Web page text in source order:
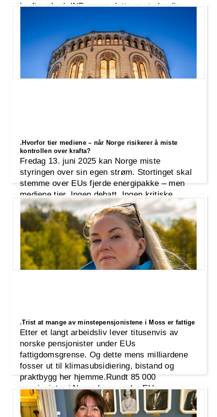
kraftmarked. INP mener dette er et alvorlig
styring og muligheten til å sikre rimelig strøm
til eget folk.
.Hvorfor tier mediene – når Norge risikerer å miste
kontrollen over krafta?
Fredag 13. juni 2025 kan Norge miste
styringen over sin egen strøm. Stortinget skal
stemme over EUs fjerde energipakke – men
mediene tier. Ingen debatt. Ingen kritiske
spørsmål. INP advarer mot stillheten: Dette
handler ikke om teknikaliteter – det handler om
nasjonal kontroll, suverenitet og demokrati.
.Trist at mange av minstepensjonistene i Moss er fattige
Etter et langt arbeidsliv lever titusenvis av
norske pensjonister under EUs
fattigdomsgrense. Og dette mens milliardene
fosser ut til klimasubsidiering, bistand og
praktbygg her hjemme.Rundt 85 000
pensjonister i Norge lever under EUs
fattigdomsgrense, som i 2024 var 297 350
kroner. Snaut halvparten av dem er enslige,